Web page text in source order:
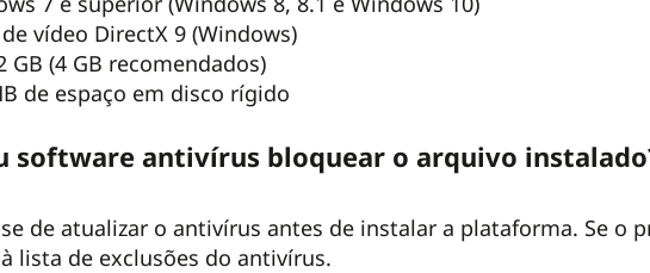
vídeo DirectX 9 (Windows)
GB (4 GB recomendados)
de espaço em disco rígido
software antivírus bloquear o arquivo
de atualizar o antivírus antes de instalar a plataforma. Se o
lista de exclusões do antivírus.